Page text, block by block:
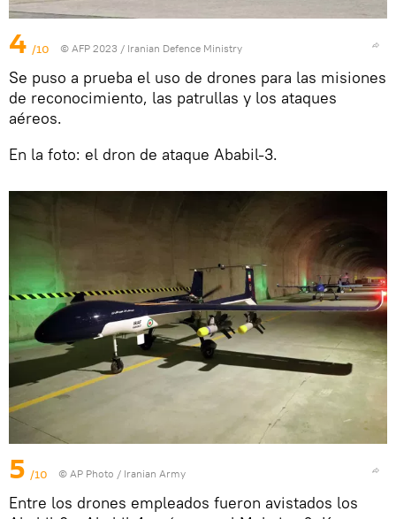
4 /10 © AFP 2023 / Iranian Defence Ministry
Se puso a prueba el uso de drones para las misiones
de reconocimiento, las patrullas y los ataques
aéreos.
En la foto: el dron de ataque Ababil-3.
5 /10 © AP Photo / Iranian Army
Entre los drones empleados fueron avistados los